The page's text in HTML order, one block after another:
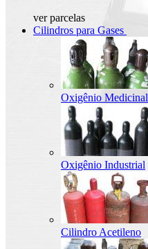
ver parcelas
Cilindros para Gases
Oxigênio Medicinal
Oxigênio Industrial
Cilindro Acetileno